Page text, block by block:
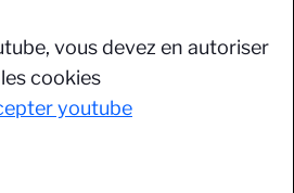
vous devez en autoriser
les cookies
youtube